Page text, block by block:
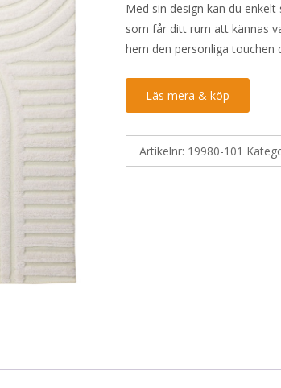
Med sin design kan du
som får ditt rum att kännas
hem den personliga
Läs mera & köp
Artikelnr: 19980-101